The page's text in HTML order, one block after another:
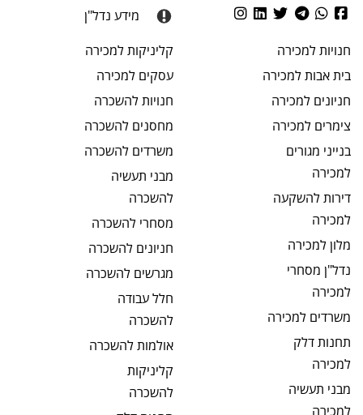
מידע נדל"ן
חנויותלמכירה
בית אבותלמכירה
חניונים למכירה
צימרים למכירה
בנייני מגורים
למכירה
דירות להשקעה
למכירה
מלון למכירה
נדל"ן מסחרי
למכירה
משרדים למכירה
תחנות דלק
למכירה
מבני תעשיה
למכירה
קליניקותלמכירה
עסקים למכירה
חנויותלהשכרה
מחסנים להשכרה
משרדים להשכרה
מבני תעשיה
להשכרה
מסחרי להשכרה
חניונים להשכרה
מגרשים להשכרה
חלל עבודה
להשכרה
אולמותלהשכרה
קליניקות
להשכרה